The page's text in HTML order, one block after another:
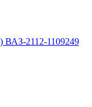
ВАЗ-2112-1109249